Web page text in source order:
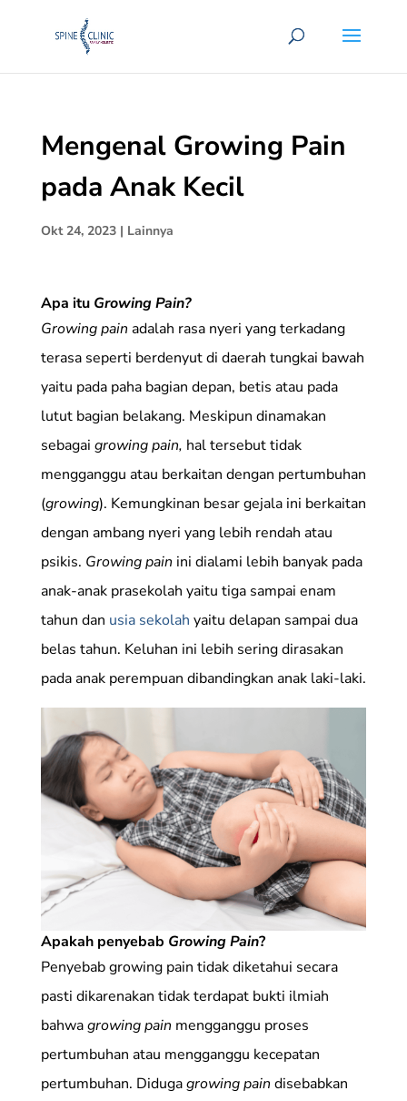
Mengenal Growing Pain
pada Anak Kecil
Okt 24, 2023| Lainnya
Apa itu Growing Pain?
Growing pain adalah rasa nyeri yang terkadang
terasa seperti berdenyut di daerah tungkai bawah
yaitu pada paha bagian depan, betis atau pada
lutut bagian belakang. Meskipun dinamakan
sebagai growing pain, hal tersebut tidak
mengganggu atau berkaitan dengan pertumbuhan
(growing). Kemungkinan besar gejala ini berkaitan
dengan ambang nyeri yang lebih rendah atau
psikis. Growing pain ini dialami lebih banyak pada
anak-anak prasekolah yaitu tiga sampai enam
tahun dan usia sekolah yaitu delapan sampai dua
belas tahun. Keluhan ini lebih sering dirasakan
pada anak perempuan dibandingkan anak laki-laki.
Apakah penyebab Growing Pain?
Penyebab growing pain tidak diketahui secara
pasti dikarenakan tidak terdapat bukti ilmiah
bahwagrowing pain mengganggu proses
pertumbuhan atau mengganggu kecepatan
pertumbuhan. Didugagrowing pain disebabkan